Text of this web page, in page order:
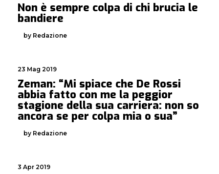
Non è sempre colpa di chi brucia le
bandiere
by Redazione
23 Mag 2019
Zeman: “Mi spiace che De Rossi
abbia fatto con me la peggior
stagione della sua carriera: non so
ancora se per colpa mia o sua”
by Redazione
3 Apr 2019